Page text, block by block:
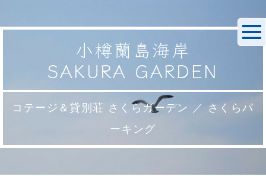
小樽蘭島海岸
SAKURA GARDEN
コテージ＆貸別荘 さくらガーデン ／ さくらパ
ーキング